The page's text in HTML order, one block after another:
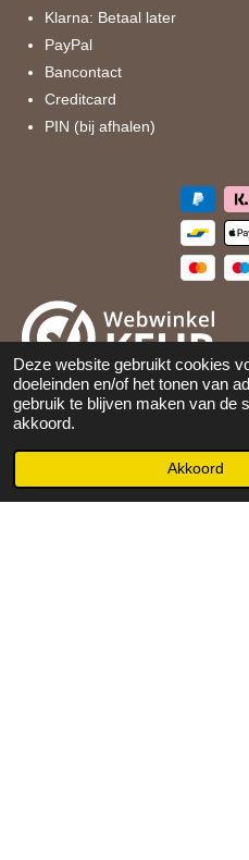
Deze website gebruikt cookies
doeleinden en/of het tonen van
gebruik te blijven maken van de
akkoord.
Akkoord
Klarna: Betaal later
PayPal
Bancontact
Creditcard
PIN (bij afhalen)
©2026 Maison 105